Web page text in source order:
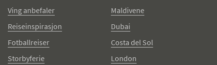
Ving anbefaler
Reiseinspirasjon
Fotballreiser
Storbyferie
Maldivene
Dubai
Costa del Sol
London